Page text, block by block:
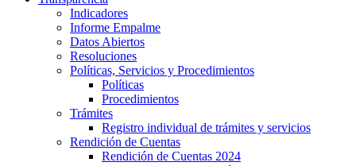
Indicadores
Informe Empalme
Datos Abiertos
Resoluciones
Políticas, Servicios y Procedimientos
Políticas
Procedimientos
Trámites
Registro individual de trámites y servicios
Rendición de Cuentas
Rendición de Cuentas 2024